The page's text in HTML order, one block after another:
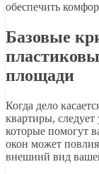
обеспечить
Базовые
площади
Когда дело
квартиры,
которые помогут
окон может
внешний вид